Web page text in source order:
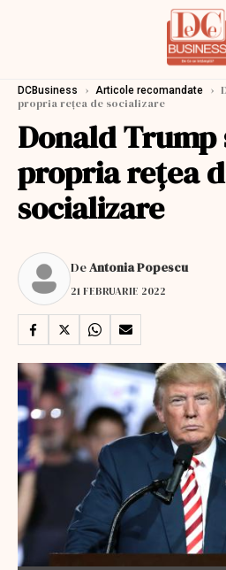
DCBusiness › Articole recomandate ›
propria rețea de socializare
Donald
propria rețea
socializare
DeAntonia Popescu
21 FEBRUARIE 2022